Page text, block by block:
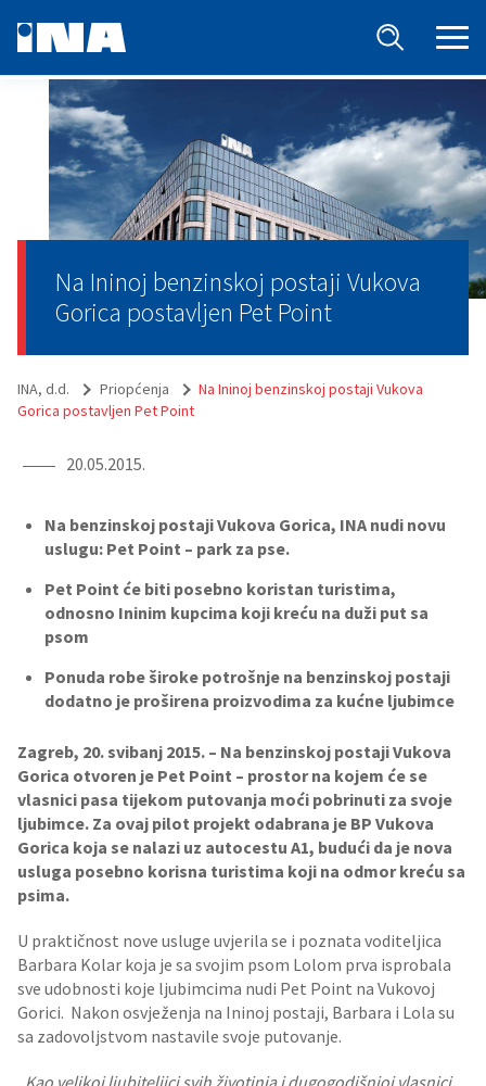
Na Ininoj benzinskoj postaji Vukova
Gorica postavljen Pet Point
INA, d.d. Priopćenja
Na Ininoj benzinskoj postaji Vukova
Gorica postavljen Pet Point
20.05.2015.
Na benzinskoj postaji Vukova Gorica, INA nudi novu
uslugu: Pet Point – park za pse.
Pet Point će biti posebno koristan turistima,
odnosno Ininim kupcima koji kreću na duži put sa
psom
Ponuda robe široke potrošnje na benzinskoj postaji
dodatno je proširena proizvodima za kućne ljubimce
Zagreb, 20. svibanj 2015. – Na benzinskoj postaji Vukova
Gorica otvoren je Pet Point – prostor na kojem će se
vlasnici pasa tijekom putovanja moći pobrinuti za svoje
ljubimce. Za ovaj pilot projekt odabrana je BP Vukova
Gorica koja se nalazi uz autocestu A1, budući da je nova
usluga posebno korisna turistima koji na odmor kreću sa
psima.
U praktičnost nove usluge uvjerila se i poznata voditeljica
Barbara Kolar koja je sa svojim psom Lolom prva isprobala
sve udobnosti koje ljubimcima nudi Pet Point na Vukovoj
Gorici. Nakon osvježenja na Ininoj postaji, Barbara i Lola su
sa zadovoljstvom nastavile svoje putovanje.
„Kao velikoj ljubiteljici svih životinja i dugogodišnjoj vlasnici